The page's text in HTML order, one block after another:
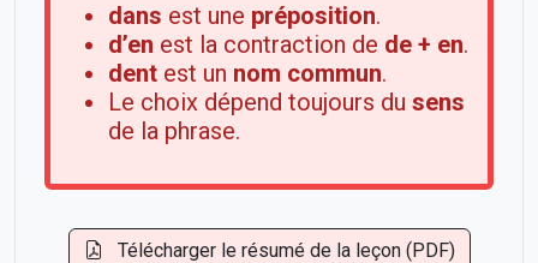
dans est une préposition.
d’en est la contraction de de + en.
dent est un nom commun.
Le choix dépend toujours du sens
de la phrase.
Télécharger le résumé de la leçon (PDF)